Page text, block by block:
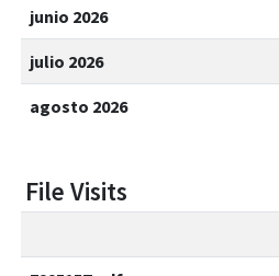
junio 2026
julio 2026
agosto 2026
File Visits